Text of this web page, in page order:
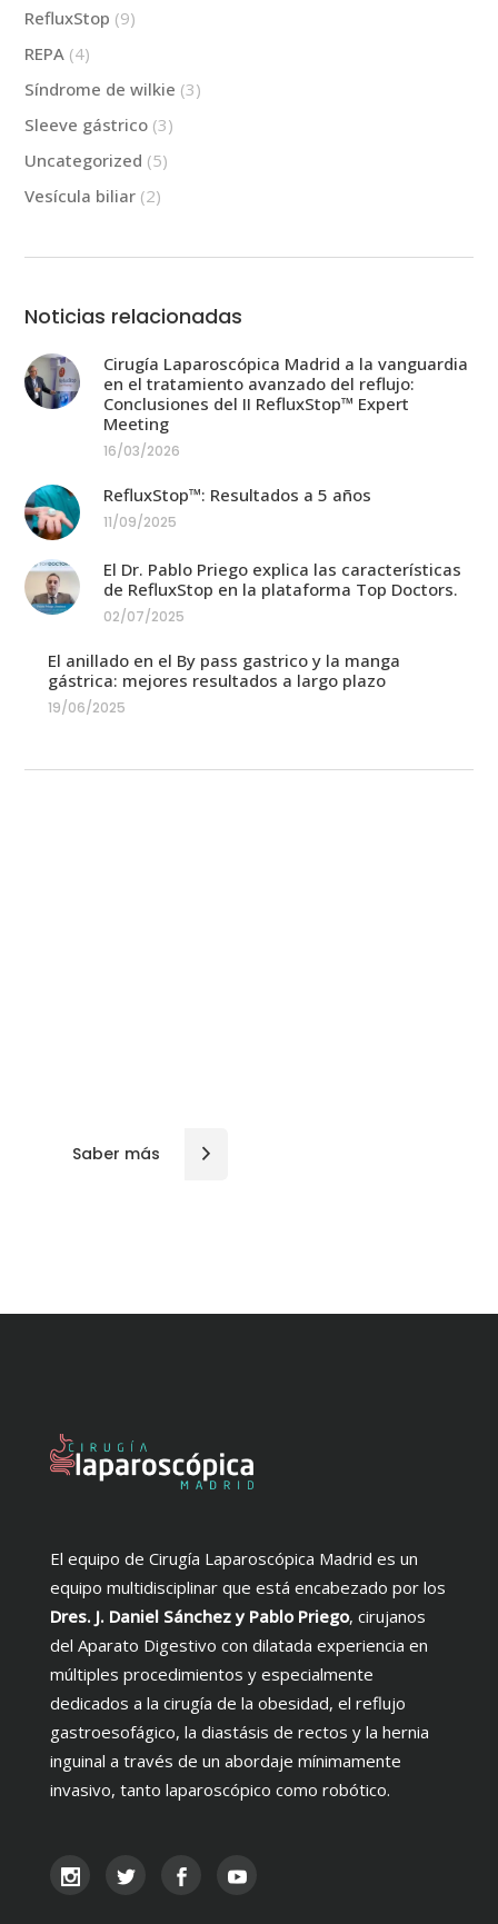
RefluxStop (9)
REPA (4)
Síndrome de wilkie (3)
Sleeve gástrico (3)
Uncategorized (5)
Vesícula biliar (2)
Noticias relacionadas
Cirugía Laparoscópica Madrid a la vanguardia
en el tratamiento avanzado del reflujo:
Conclusiones del II RefluxStop™ Expert
Meeting
16/03/2026
RefluxStop™: Resultados a 5 años
11/09/2025
El Dr. Pablo Priego explica las características
de RefluxStop en la plataforma Top Doctors.
02/07/2025
El anillado en el By pass gastrico y la manga
gástrica: mejores resultados a largo plazo
19/06/2025
Saber más
El equipo de Cirugía Laparoscópica Madrid es un
equipo multidisciplinar que está encabezado por los
Dres. J. Daniel Sánchez y Pablo Priego, cirujanos
del Aparato Digestivo con dilatada experiencia en
múltiples procedimientos y especialmente
dedicados a la cirugía de la obesidad, el reflujo
gastroesofágico, la diastásis de rectos y la hernia
inguinal a través de un abordaje mínimamente
invasivo, tanto laparoscópico como robótico.